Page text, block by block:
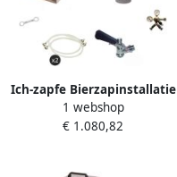
Ich-zapfe Bierzapinstallatie
Compleetset STREAM 50 2-
weg Droge Koeler 55 l u
1 webshop
€ 1.080,82